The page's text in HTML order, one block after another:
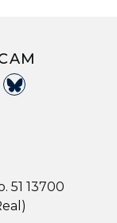
51 13700